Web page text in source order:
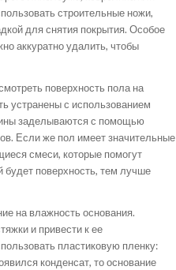
строительные ножи,
для снятия покрытия. Особое
аккуратно удалить, чтобы
поверхность пола на
устранены с использованием
заделываются с помощью
Если же пол имеет значительные
смеси, которые помогут
поверхность, тем лучше
на влажность основания.
и привести к ее
пластиковую пленку:
конденсат, то основание